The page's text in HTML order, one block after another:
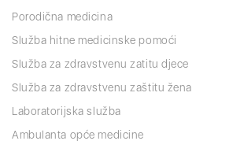
Porodična medicina
Služba hitne medicinske pomoći
Služba za zdravstvenu zatitu djece
Služba za zdravstvenu zaštitu žena
Laboratorijska služba
Ambulanta opće medicine